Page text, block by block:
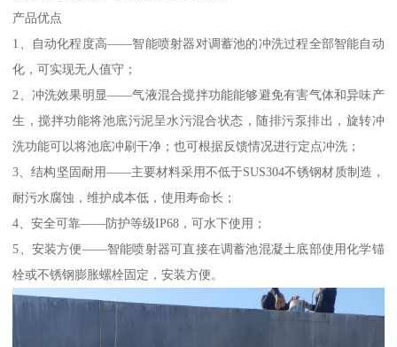
产品优点
1、自动化程度高——智能喷射器对调蓄池的冲洗过程全部智能自动
化，可实现无人值守；
2、冲洗效果明显——气液混合搅拌功能能够避免有害气体和异味产
生，搅拌功能将池底污泥呈水污混合状态，随排污泵排出，旋转冲
洗功能可以将池底冲刷干净；也可根据反馈情况进行定点冲洗；
3、结构坚固耐用——主要材料采用不低于SUS304不锈钢材质制造，
耐污水腐蚀，维护成本低，使用寿命长；
4、安全可靠——防护等级IP68，可水下使用；
5、安装方便——智能喷射器可直接在调蓄池混凝土底部使用化学锚
栓或不锈钢膨胀螺栓固定，安装方便。